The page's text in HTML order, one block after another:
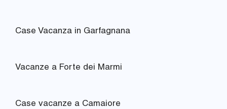
Case Vacanza in Garfagnana
Vacanze a Forte dei Marmi
Case vacanze a Camaiore